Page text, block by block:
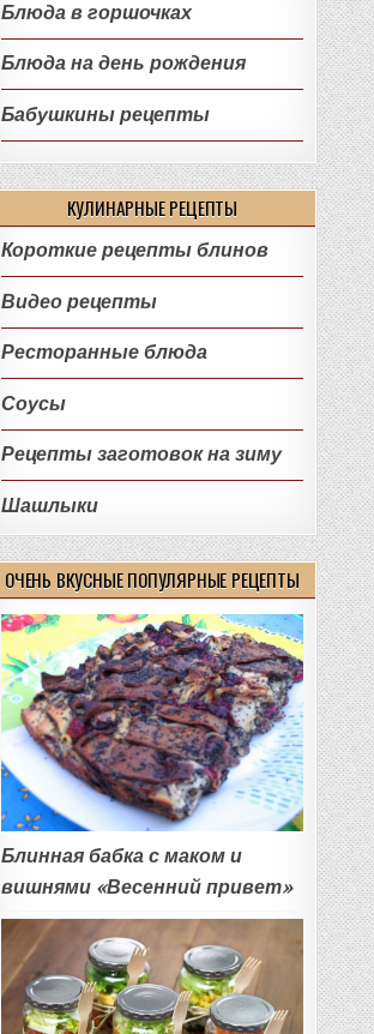
Блюда в горшочках
Блюда на день рождения
Бабушкины рецепты
КУЛИНАРНЫЕ РЕЦЕПТЫ
Короткие рецепты блинов
Видео рецепты
Ресторанные блюда
Соусы
Рецепты заготовок на зиму
Шашлыки
ОЧЕНЬ ВКУСНЫЕ ПОПУЛЯРНЫЕ РЕЦЕПТЫ
Блинная бабка с маком и
вишнями «Весенний привет»